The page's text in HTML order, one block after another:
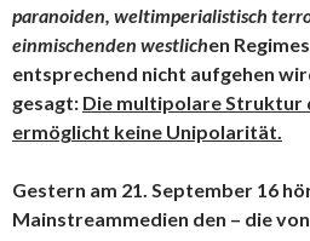
paranoiden, weltimperialistisch
einmischenden westlichen
entsprechend nicht aufgehen
gesagt: Die multipolare Struktur
ermöglicht keine Unipolarität.
Gestern am 21. September 16
Mainstreammedien den – die